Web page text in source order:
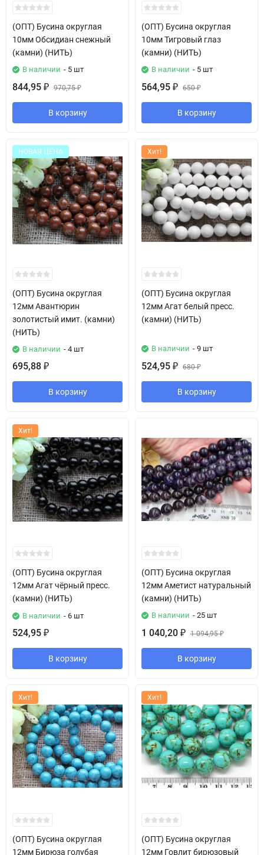
(ОПТ) Бусина округлая
10мм Обсидиан снежный
(камни) (НИТЬ)
В наличии - 5 шт
844,95 ₽ 970,75₽
В корзину
(ОПТ) Бусина округлая
10мм Тигровый глаз
(камни) (НИТЬ)
В наличии - 5 шт
564,95 ₽ 650₽
В корзину
НОВАЯ ЦЕНА
(ОПТ) Бусина округлая
12мм Авантюрин
золотистый имит. (камни)
(НИТЬ)
В наличии - 4 шт
695,88 ₽
В корзину
Хит!
(ОПТ) Бусина округлая
12мм Агат белый пресс.
(камни) (НИТЬ)
В наличии - 9 шт
524,95 ₽ 680₽
В корзину
Хит!
(ОПТ) Бусина округлая
12мм Агат чёрный пресс.
(камни) (НИТЬ)
В наличии - 6 шт
524,95 ₽
В корзину
(ОПТ) Бусина округлая
12мм Аметист натуральный
(камни) (НИТЬ)
В наличии - 25 шт
1 040,20 ₽ 1 094,95₽
В корзину
Хит!
(ОПТ) Бусина округлая
12мм Бирюза голубая
Хит!
(ОПТ) Бусина округлая
12мм Говлит бирюзовый